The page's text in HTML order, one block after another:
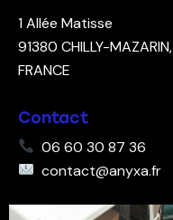
1 Allée Matisse
91380 CHILLY-MAZARIN,
FRANCE
Contact
06 60 30 87 36
contact@anyxa.fr